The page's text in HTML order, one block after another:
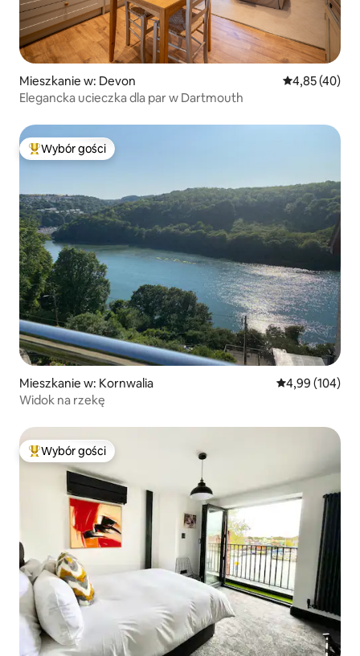
Mieszkanie w: Devon Średnia
4,85 (40)
Elegancka ucieczka dla par w Dartmouth
Najpopularniejsze z kategorii Wybór gości
Wybór gości
Mieszkanie w: Kornwalia Średnia
4,99 (104)
Widok na rzekę
Najpopularniejsze z kategorii Wybór gości
Wybór gości